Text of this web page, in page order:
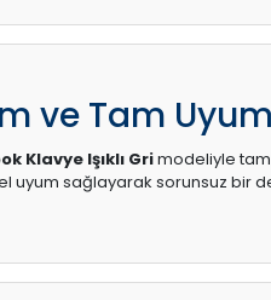
ve Tam Uyum
Klavye Işıklı Grimodeliyle tam
uyum sağlayarak sorunsuz bir